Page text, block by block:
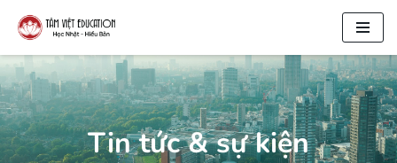
tới
nội
dung
Tin tức & sự kiện